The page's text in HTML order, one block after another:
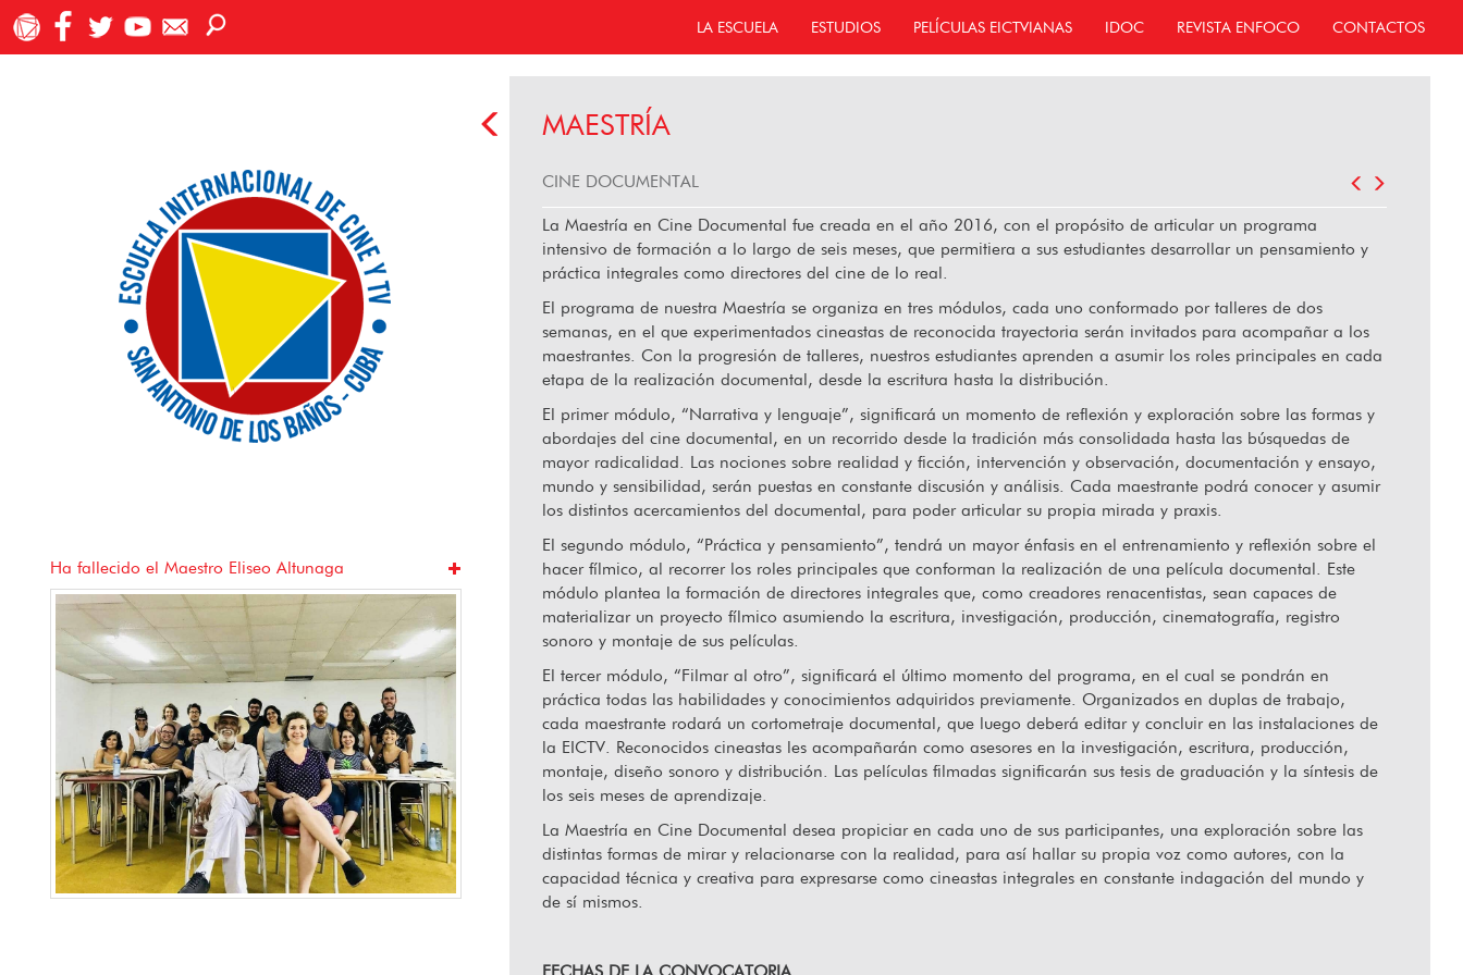
LA ESCUELA ESTUDIOS PELÍCULAS EICTVIANAS IDOC REVISTA ENFOCO CONTACTOS
Ha fallecido el Maestro Eliseo Altunaga
Jugando a mirar: Cine, juego y barrio en La Habana
Ha fallecido Orlando Senna
MAESTRÍA
CINE DOCUMENTAL
La Maestría en Cine Documental fue creada en el año 2016, con el propósito de articular un programa
intensivo de formación a lo largo de seis meses, que permitiera a sus estudiantes desarrollar un pensamiento y
práctica integrales como directores del cine de lo real.
El programa de nuestra Maestría se organiza en tres módulos, cada uno conformado por talleres de dos
semanas, en el que experimentados cineastas de reconocida trayectoria serán invitados para acompañar a los
maestrantes. Con la progresión de talleres, nuestros estudiantes aprenden a asumir los roles principales en cada
etapa de la realización documental, desde la escritura hasta la distribución.
El primer módulo, “Narrativa y lenguaje”, significará un momento de reflexión y exploración sobre las formas y
abordajes del cine documental, en un recorrido desde la tradición más consolidada hasta las búsquedas de
mayor radicalidad. Las nociones sobre realidad y ficción, intervención y observación, documentación y ensayo,
mundo y sensibilidad, serán puestas en constante discusión y análisis. Cada maestrante podrá conocer y asumir
los distintos acercamientos del documental, para poder articular su propia mirada y praxis.
El segundo módulo, “Práctica y pensamiento”, tendrá un mayor énfasis en el entrenamiento y reflexión sobre el
hacer fílmico, al recorrer los roles principales que conforman la realización de una película documental. Este
módulo plantea la formación de directores integrales que, como creadores renacentistas, sean capaces de
materializar un proyecto fílmico asumiendo la escritura, investigación, producción, cinematografía, registro
sonoro y montaje de sus películas.
El tercer módulo, “Filmar al otro”, significará el último momento del programa, en el cual se pondrán en
práctica todas las habilidades y conocimientos adquiridos previamente. Organizados en duplas de trabajo,
cada maestrante rodará un cortometraje documental, que luego deberá editar y concluir en las instalaciones de
la EICTV. Reconocidos cineastas les acompañarán como asesores en la investigación, escritura, producción,
montaje, diseño sonoro y distribución. Las películas filmadas significarán sus tesis de graduación y la síntesis de
los seis meses de aprendizaje.
La Maestría en Cine Documental desea propiciar en cada uno de sus participantes, una exploración sobre las
distintas formas de mirar y relacionarse con la realidad, para así hallar su propia voz como autores, con la
capacidad técnica y creativa para expresarse como cineastas integrales en constante indagación del mundo y
de sí mismos.